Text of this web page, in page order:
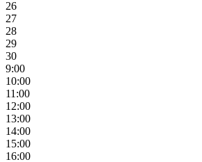
26
27
28
29
30
9:00
10:00
11:00
12:00
13:00
14:00
15:00
16:00